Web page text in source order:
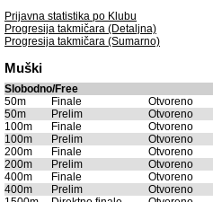
Prijavna statistika po Klubu
Progresija takmičara (Detaljna)
Progresija takmičara (Sumarno)
Muški
Slobodno/Free
50m
Finale Otvoreno
50m
Prelim Otvoreno
100m
Finale Otvoreno
100m
Prelim Otvoreno
200m
Finale Otvoreno
200m
Prelim Otvoreno
400m
Finale Otvoreno
400m
Prelim Otvoreno